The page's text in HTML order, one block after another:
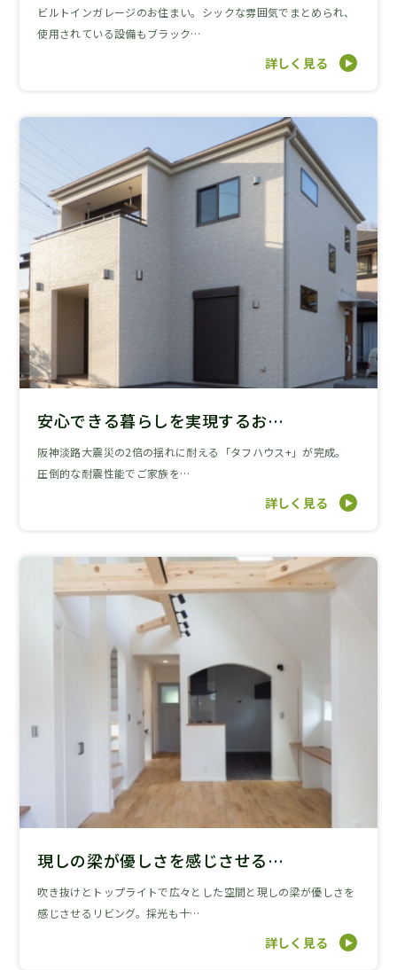
ビルトインガレージのお住まい。シックな雰囲気でまとめられ、
使用されている設備もブラック…
詳しく見る
安心できる暮らしを実現するお…
阪神淡路大震災の2倍の揺れに耐える「タフハウス+」が完成。
圧倒的な耐震性能でご家族を…
詳しく見る
現しの梁が優しさを感じさせる…
吹き抜けとトップライトで広々とした空間と現しの梁が優しさを
感じさせるリビング。採光も十…
詳しく見る